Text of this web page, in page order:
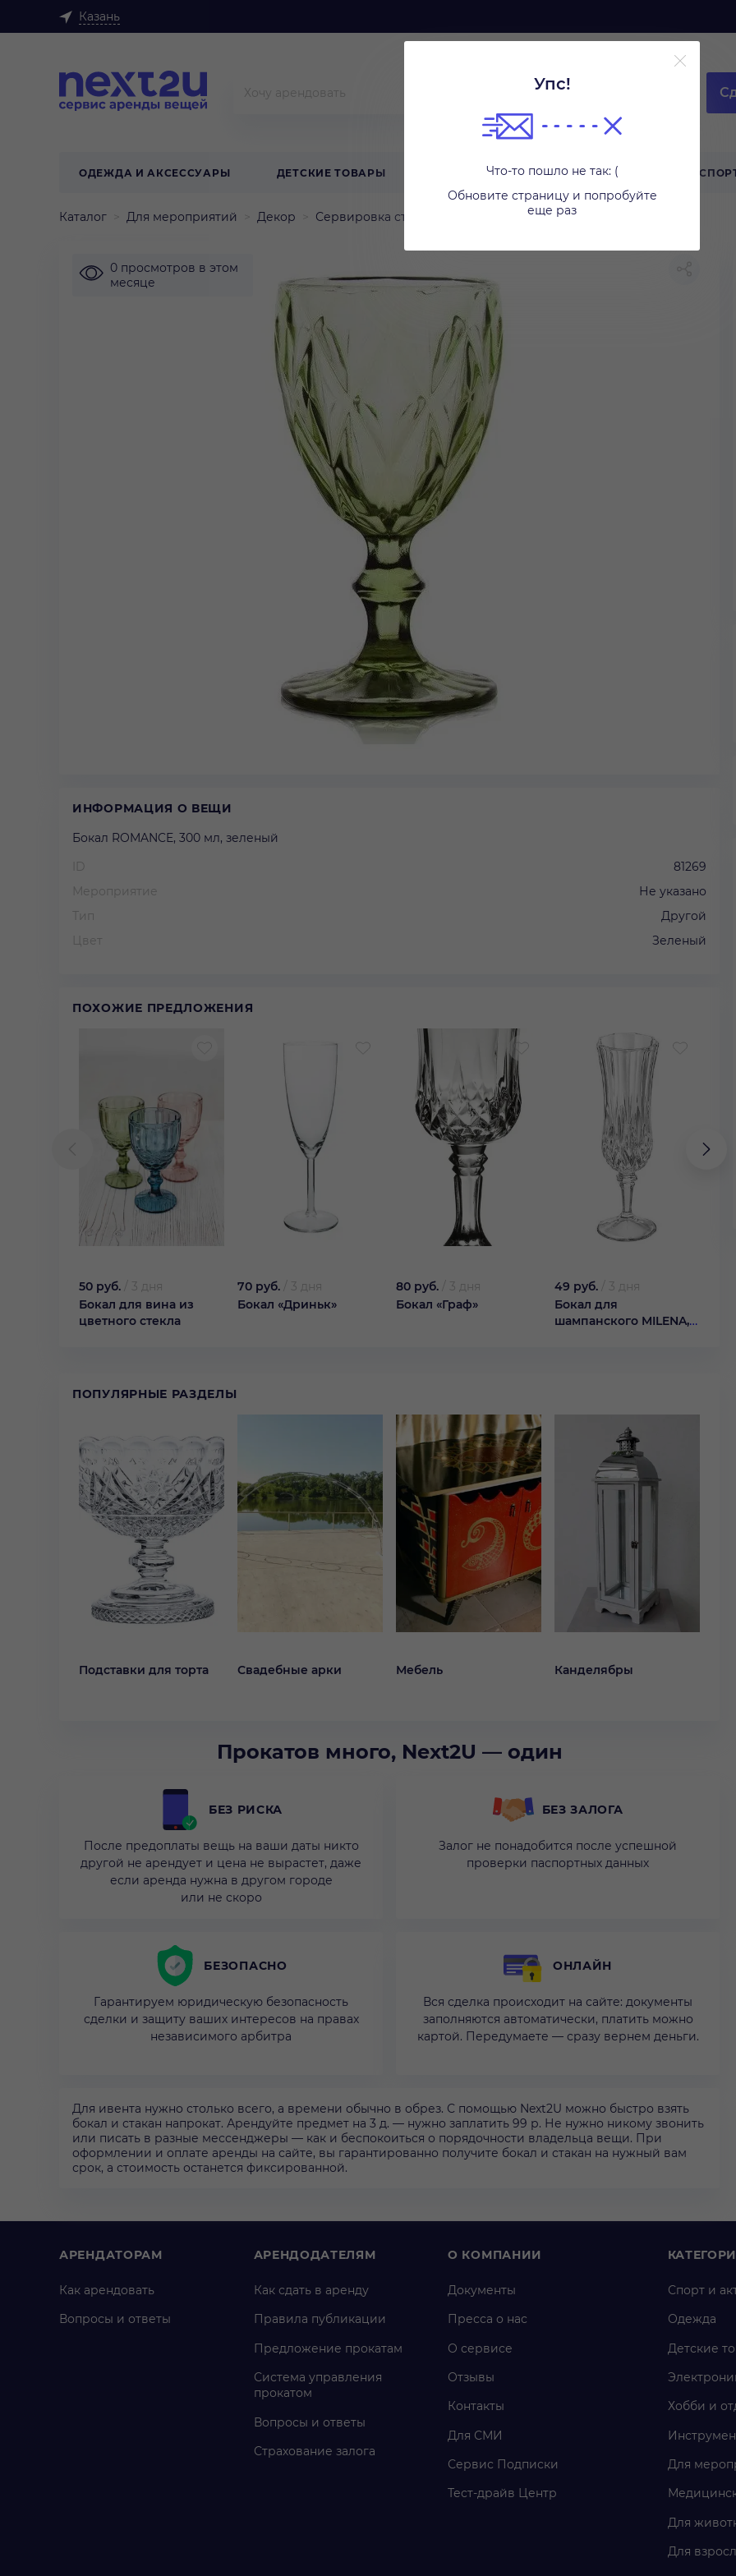
Казань
ОДЕЖДА И АКСЕССУАРЫ ДЕТСКИЕ ТОВАРЫ ТЕХНИКА ДЛЯ ДОМА ТУРИЗМ
Упс!
Что-то пошло не так: (
Обновите страницу и попробуйте
еще раз
Каталог Для мероприятий Декор Сервировка стола Бокалы и стаканы
0 просмотров в этом
месяце
ИНФОРМАЦИЯ О ВЕЩИ
Бокал ROMANCE, 300 мл, зеленый
ID
81269
Мероприятие
Не указано
Тип
Другой
Цвет
Зеленый
ПОХОЖИЕ ПРЕДЛОЖЕНИЯ
50 руб.
3 дня
Бокал для вина из
цветного стекла
70 руб.
3 дня
Бокал «Дриньк»
80 руб.
3 дня
Бокал «Граф»
49 руб.
3 дня
Бокал для
шампанского MILENA,
ПОПУЛЯРНЫЕ РАЗДЕЛЫ
Подставки для торта Свадебные арки Мебель Канделябры
Прокатов много, Next2U — один
БЕЗ РИСКА
После предоплаты вещь на ваши даты никто
другой не арендует и цена не вырастет, даже
если аренда нужна в другом городе
или не скоро
БЕЗ ЗАЛОГА
Залог не понадобится после успешной
проверки паспортных данных
БЕЗОПАСНО
Гарантируем юридическую безопасность
сделки и защиту ваших интересов на правах
независимого арбитра
ОНЛАЙН
Вся сделка происходит на сайте: документы
заполняются автоматически, платить можно
картой. Передумаете — сразу вернем деньги.
Для ивента нужно столько всего, а времени обычно в обрез. С помощью Next2U можно быстро взять
бокал и стакан напрокат. Арендуйте предмет на 3 д. — нужно заплатить 99 р. Не нужно никому звонить
или писать в разные мессенджеры — как и беспокоиться о порядочности владельца вещи. При
оформлении и оплате аренды на сайте, вы гарантированно получите бокал и стакан на нужный вам
срок, а стоимость останется фиксированной.
АРЕНДАТОРАМ
Как арендовать
Вопросы и ответы
АРЕНДОДАТЕЛЯМ
Как сдать в аренду
Правила публикации
Предложение прокатам
Система управления
прокатом
Вопросы и ответы
Страхование залога
О КОМПАНИИ
Документы
Пресса о нас
О сервисе
Отзывы
Контакты
Для СМИ
Сервис Подписки
Тест-драйв Центр
Спорт и
Одежда
Детские
Хобби и
Для
Для
Для